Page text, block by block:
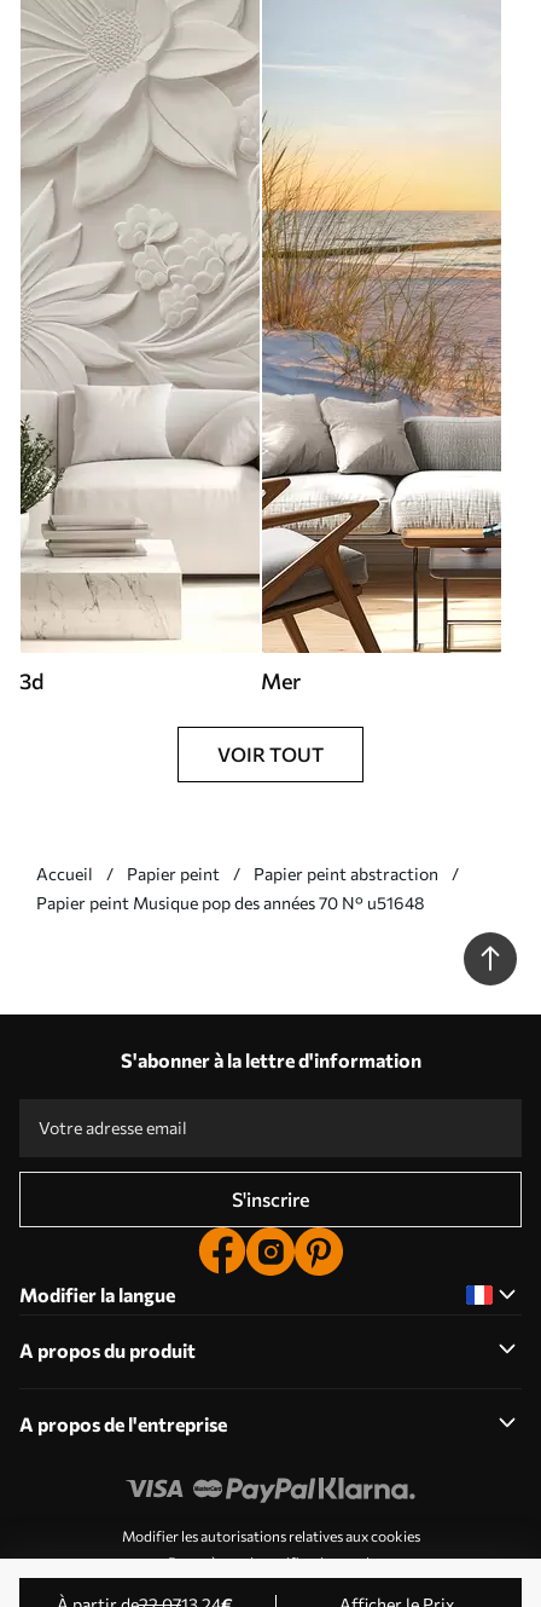
3d Mer
VOIR TOUT
Accueil Papier peint
Papier peint abstraction
Papier peint Musique pop des années 70 N° u51648
S'abonner à la lettre d'information
S'inscrire
Modifier la langue
A propos du produit
A propos de l'entreprise
Modifier les autorisations relatives aux cookies
Paramètres de notification push
© 2011-2026 Uwalls . Tous droits réservés. Exploité par